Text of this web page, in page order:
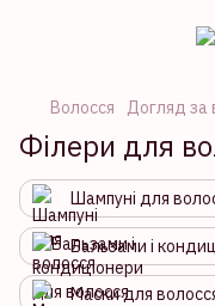
Волосся Догляд за
Філери для
Шампуні для
Бальзами і
Маски для